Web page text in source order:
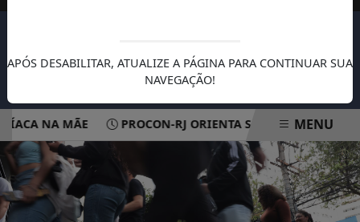
NA MÃE PROCON-RJ ORIENTA SOBRE DANOS EM
EM ALTA
MENU
APÓS DESABILITAR, ATUALIZE A PÁGINA PARA CONTINUAR SUA
NAVEGAÇÃO!